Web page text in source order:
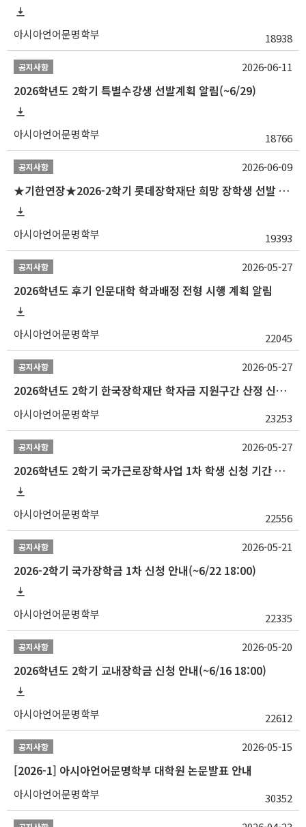
아시아언어문명학부 18938
공지사항
2026학년도 2학기 특별수강생 선발계획 알림(~6/29)
아시아언어문명학부 18766
2026-06-11
공지사항
★기한연장★2026-2학기 롯데장학재단 희망 장학생 선발 안내(~6/15
아시아언어문명학부 19393
2026-06-09
공지사항
2026학년도 후기 인문대학 학과배정 전형 시행 계획 알림
아시아언어문명학부 22045
2026-05-27
공지사항
2026학년도 2학기 한국장학재단 학자금 지원구간 산정 신청 안내
아시아언어문명학부 23253
2026-05-27
공지사항
2026학년도 2학기 국가근로장학사업 1차 학생 신청 기간 안내
아시아언어문명학부 22556
2026-05-27
공지사항
2026-2학기 국가장학금 1차 신청 안내(~6/22 18:00)
아시아언어문명학부 22335
2026-05-21
공지사항
2026학년도 2학기 교내장학금 신청 안내(~6/16 18:00)
아시아언어문명학부 22612
2026-05-20
공지사항
[2026-1] 아시아언어문명학부 대학원 논문발표 안내
아시아언어문명학부 30352
2026-05-15